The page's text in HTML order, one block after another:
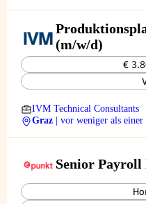
(m/w/d)
€
IVM Technical Consultants
Graz
| vor weniger als einer
Senior